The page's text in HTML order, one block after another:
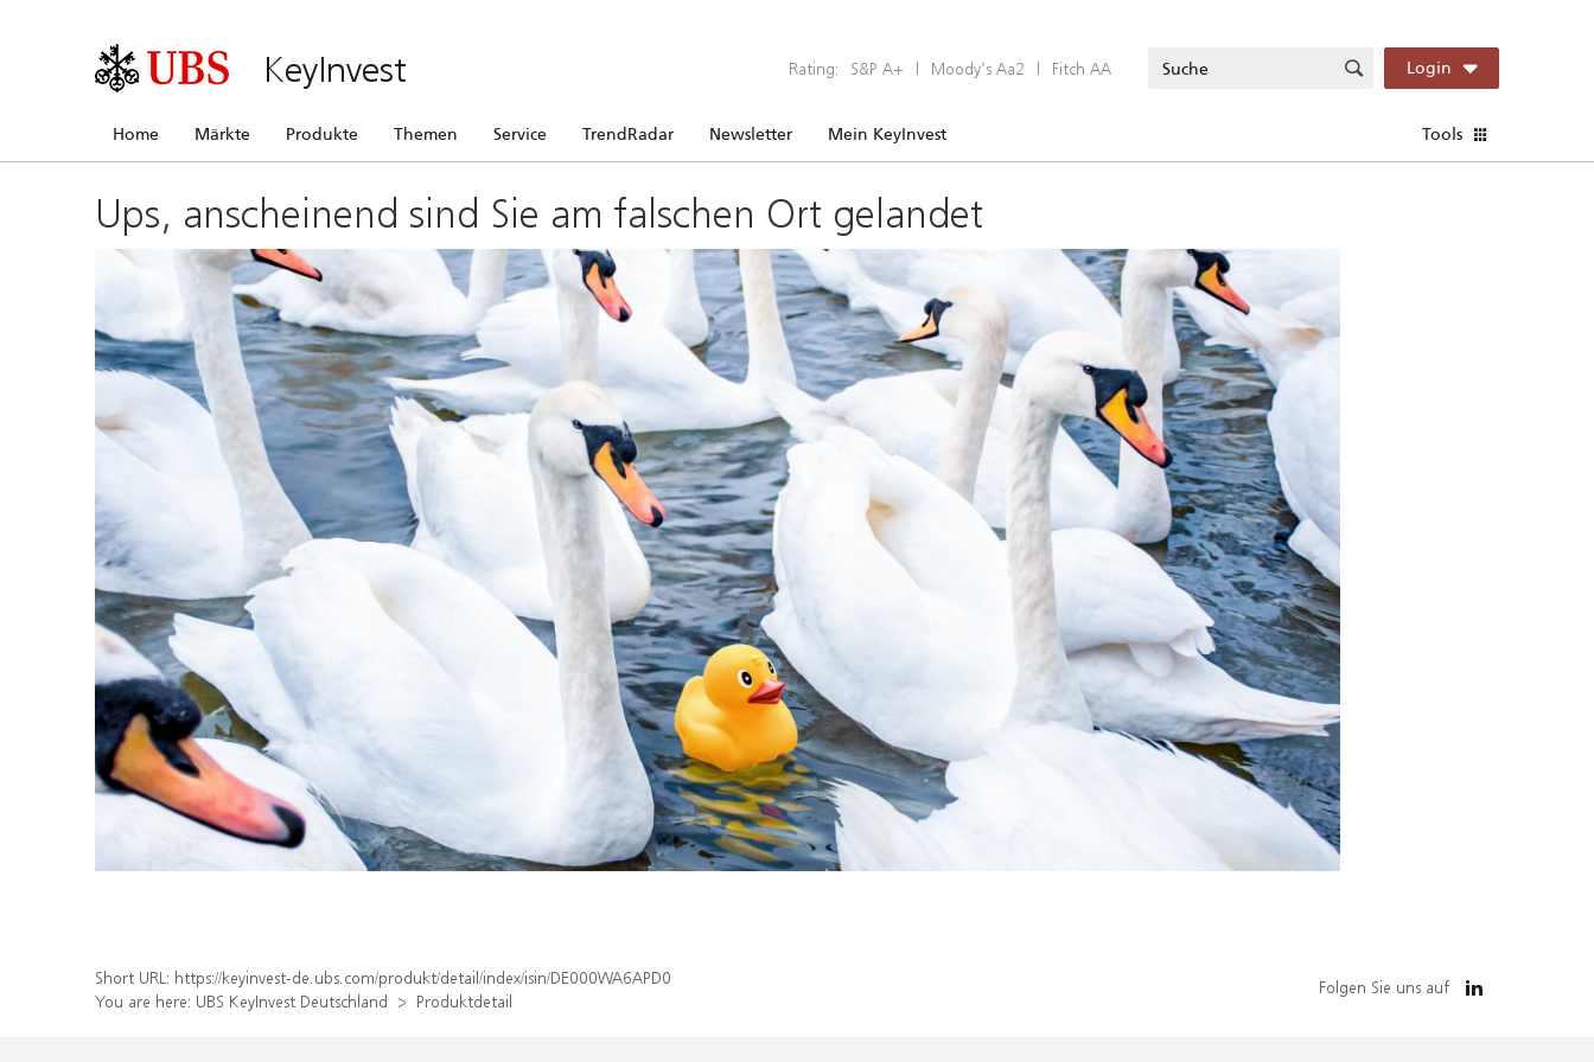
KeyInvest Rating: S&P A+ | Moody’s Aa2 | Fitch AA Login
Home Märkte Produkte Themen Service TrendRadar Newsletter Mein KeyInvest Tools
Ups, anscheinend sind Sie am falschen Ort gelandet
Short URL: https://keyinvest-de.ubs.com/produkt/detail/index/isin/DE000WA6APD0
You are here: UBS KeyInvest Deutschland Produktdetail
Folgen Sie uns auf